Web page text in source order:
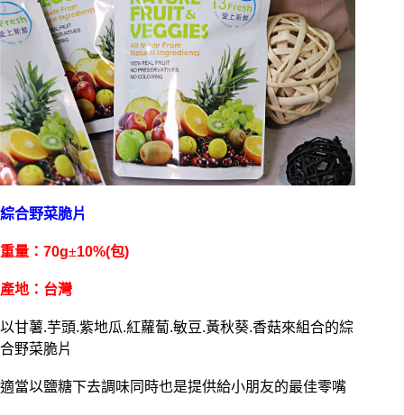
綜合野菜脆片
重量：70g±10%(包)
產地：台灣
以甘薯.芋頭.紫地瓜.紅蘿蔔.敏豆.黃秋葵.香菇來組合的綜
合野菜脆片
適當以鹽糖下去調味同時也是提供給小朋友的最佳零嘴